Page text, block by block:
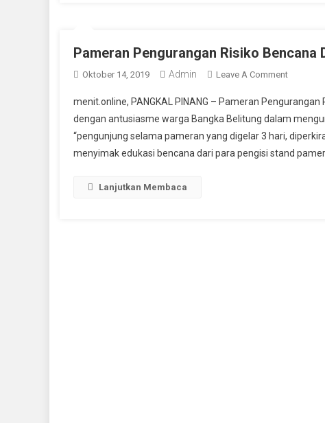
Pameran Pengurangan Risiko Bencana
Oktober 14, 2019 Admin Leave A CommentOn
Risiko
Di
menit.online, PANGKAL PINANG – Pameran
dengan antusiasme warga Bangka Belitung dalam
“pengunjung selama pameran yang digelar 3 hari,
menyimak edukasi bencana dari para pengisi stand
Lanjutkan Membaca